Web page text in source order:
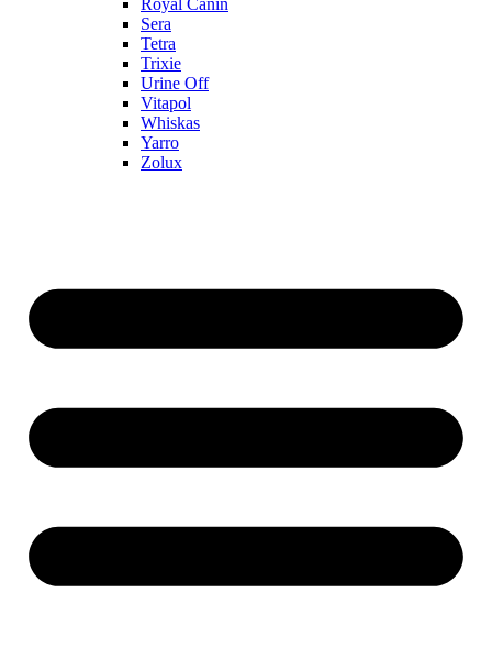
Royal Canin
Sera
Tetra
Trixie
Urine Off
Vitapol
Whiskas
Yarro
Zolux